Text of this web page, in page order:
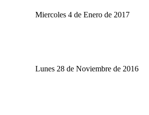
Miercoles 4 de Enero de 2017
Lunes 28 de Noviembre de 2016